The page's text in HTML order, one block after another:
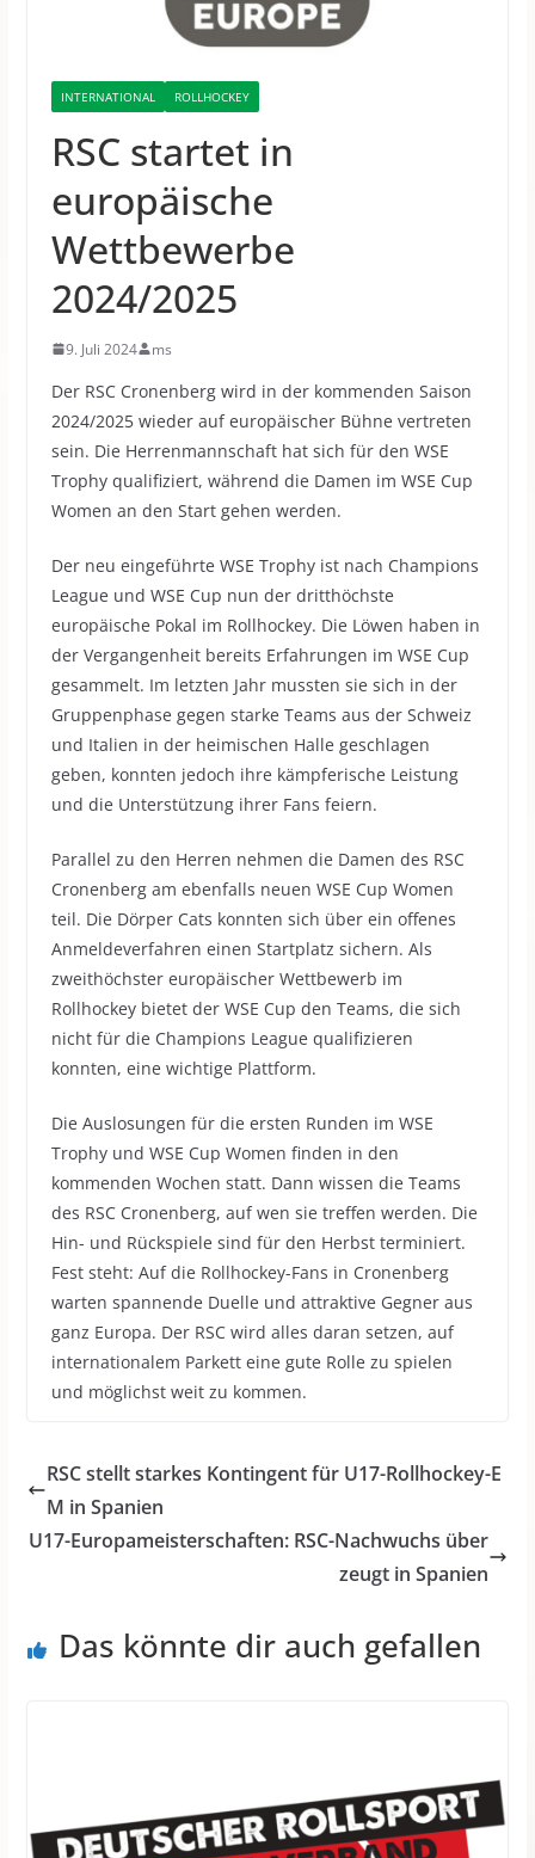
INTERNATIONAL ROLLHOCKEY
RSC startet in
europäische
Wettbewerbe
2024/2025
9. Juli 2024 ms
Der RSC Cronenberg wird in der kommenden Saison
2024/2025 wieder auf europäischer Bühne vertreten
sein. Die Herrenmannschaft hat sich für den WSE
Trophy qualifiziert, während die Damen im WSE Cup
Women an den Start gehen werden.
Der neu eingeführte WSE Trophy ist nach Champions
League und WSE Cup nun der dritthöchste
europäische Pokal im Rollhockey. Die Löwen haben in
der Vergangenheit bereits Erfahrungen im WSE Cup
gesammelt. Im letzten Jahr mussten sie sich in der
Gruppenphase gegen starke Teams aus der Schweiz
und Italien in der heimischen Halle geschlagen
geben, konnten jedoch ihre kämpferische Leistung
und die Unterstützung ihrer Fans feiern.
Parallel zu den Herren nehmen die Damen des RSC
Cronenberg am ebenfalls neuen WSE Cup Women
teil. Die Dörper Cats konnten sich über ein offenes
Anmeldeverfahren einen Startplatz sichern. Als
zweithöchster europäischer Wettbewerb im
Rollhockey bietet der WSE Cup den Teams, die sich
nicht für die Champions League qualifizieren
konnten, eine wichtige Plattform.
Die Auslosungen für die ersten Runden im WSE
Trophy und WSE Cup Women finden in den
kommenden Wochen statt. Dann wissen die Teams
des RSC Cronenberg, auf wen sie treffen werden. Die
Hin- und Rückspiele sind für den Herbst terminiert.
Fest steht: Auf die Rollhockey-Fans in Cronenberg
warten spannende Duelle und attraktive Gegner aus
ganz Europa. Der RSC wird alles daran setzen, auf
internationalem Parkett eine gute Rolle zu spielen
und möglichst weit zu kommen.
RSC stellt starkes Kontingent für U17-Rollhockey-E
M in Spanien
U17-Europameisterschaften: RSC-Nachwuchs über
zeugt in Spanien
Das könnte dir auch gefallen